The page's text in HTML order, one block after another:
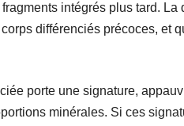
intégrés plus tard. La
différenciés précoces, et
porte une signature,
minérales. Si ces